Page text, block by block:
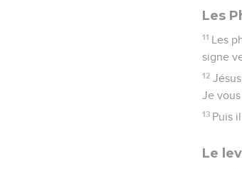
Les
11 Les
signe
12
Je
13 Puis
Le